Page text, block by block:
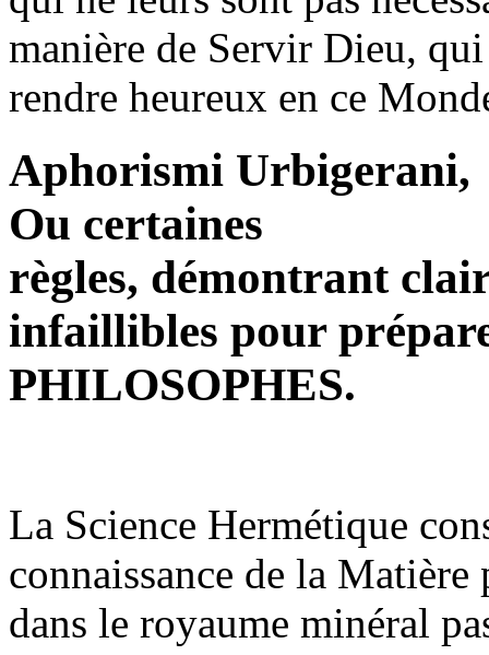
manière de Servir Dieu,
rendre heureux en ce
Aphorismi Urbigerani,
Ou certaines
règles, démontrant
infaillibles pour
PHILOSOPHES.
La Science Hermétique
connaissance de la
dans le royaume minéral